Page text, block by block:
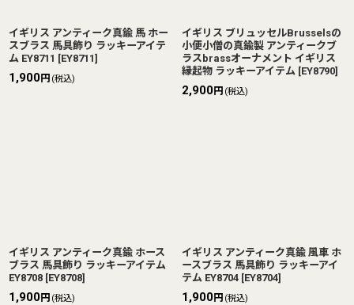
イギリス アンティーク真鍮 馬 ホー
スブラス 馬具飾り ラッキーアイテ
ム EY8711 [EY8711]
1,900円 (税込)
イギリス ブリュッセルBrusselsの
小便小僧の真鍮製 アンティークブ
ラスbrassオーナメント イギリス
縁起物 ラッキーアイテム [EY8790]
2,900円 (税込)
イギリス アンティーク真鍮 ホース
ブラス 馬具飾り ラッキーアイテム
EY8708 [EY8708]
1,900円 (税込)
イギリス アンティーク真鍮 風車 ホ
ースブラス 馬具飾り ラッキーアイ
テム EY8704 [EY8704]
1,900円 (税込)